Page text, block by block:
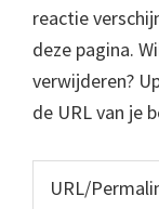
reactie
deze pagina.
verwijderen?
de URL van je